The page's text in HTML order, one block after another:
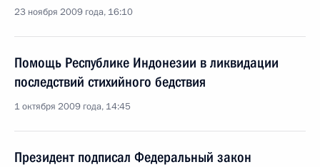
23 ноября 2009 года, 16:10
Помощь Республике Индонезии в ликвидации
последствий стихийного бедствия
1 октября 2009 года, 14:45
Президент подписал Федеральный закон